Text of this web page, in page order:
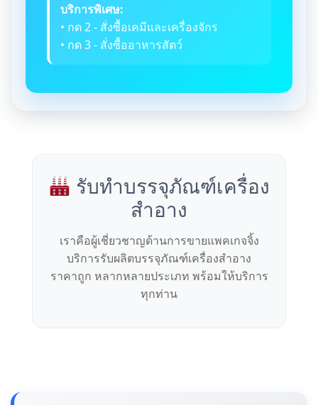
บริการพิเศษ:
• กด 2 - สั่งซื้อเคมีและเครื่องจักร
• กด 3 - สั่งซื้ออาหารสัตว์
รับทำบรรจุภัณฑ์เครื่อง
สำอาง
เราคือผู้เชี่ยวชาญด้านการขายแพคเกจจิ้ง
บริการรับผลิตบรรจุภัณฑ์เครื่องสำอาง
ราคาถูก หลากหลายประเภท พร้อมให้บริการ
ทุกท่าน